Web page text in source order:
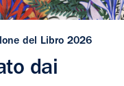
del Libro 2026
dai